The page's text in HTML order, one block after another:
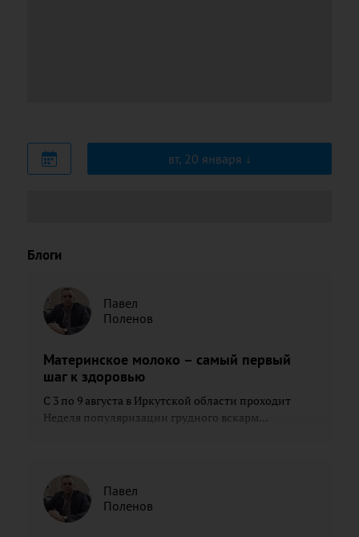
вт, 20 января
Блоги
Павел
Поленов
Материнское молоко – самый первый
шаг к здоровью
С 3 по 9 августа в Иркутской области проходит
Неделя популяризации грудного вскарм...
Павел
Поленов